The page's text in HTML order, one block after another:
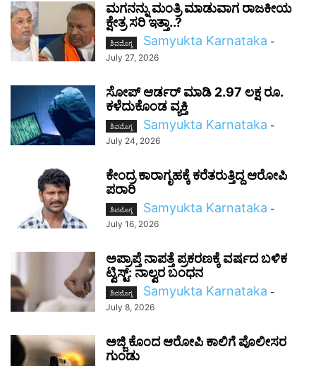
ಮಗನನ್ನು ಮಂತ್ರಿ ಮಾಡುವಾಗ ರಾಜಕೀಯ
ಕ್ಷೇತ್ರ ಸರಿ ಇತ್ತಾ..?
ಶಿವಮೊಗ್ಗ Samyukta Karnataka -
July 27, 2026
ಸೋಪ್‌ ಆರ್ಡರ್‌ ಮಾಡಿ 2.97 ಲಕ್ಷ ರೂ.
ಕಳೆದುಕೊಂಡ ವ್ಯಕ್ತಿ
ಶಿವಮೊಗ್ಗ Samyukta Karnataka -
July 24, 2026
ಕೇಂದ್ರ ಕಾರಾಗೃಹಕ್ಕೆ ಕರೆತರುತ್ತಿದ್ದ ಆರೋಪಿ
ಪರಾರಿ
ಶಿವಮೊಗ್ಗ Samyukta Karnataka -
July 16, 2026
ಅಪ್ರಾಪ್ತೆ ನಾಪತ್ತೆ ಪ್ರಕರಣಕ್ಕೆ ವರ್ಷದ ಬಳಿಕ
ಟ್ವಿಸ್ಟ್: ನಾಲ್ವರ ಬಂಧನ
ಶಿವಮೊಗ್ಗ Samyukta Karnataka -
July 8, 2026
ಅಜ್ಜಿ ಕೊಂದ ಆರೋಪಿ ಕಾಲಿಗೆ ಪೊಲೀಸರ
ಗುಂಡು